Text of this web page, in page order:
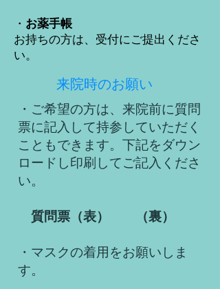
​・ お薬手帳
お持ちの方は、受付にご提出くださ
い。
来院時のお願い
​・ご希望の方は、来院前に質問
票に記入して持参していただく
こともできます。下記をダウン
ロードし印刷してご記入くださ
い。
質問票（表）
（裏）
・マスクの着用をお願いしま
す。